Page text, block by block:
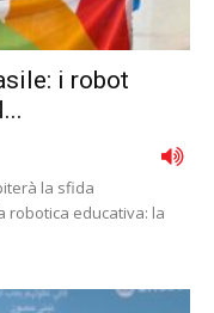
i robot
la sfida
robotica educativa: la